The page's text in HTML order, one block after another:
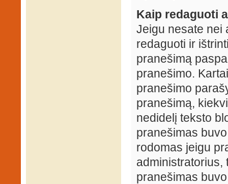
Kaip redaguoti
Jeigu nesate nei
redaguoti ir
pranešimą
pranešimo.
pranešimo
pranešimą,
nedidelį teksto
pranešimas
rodomas jeigu
administratorius,
pranešimas